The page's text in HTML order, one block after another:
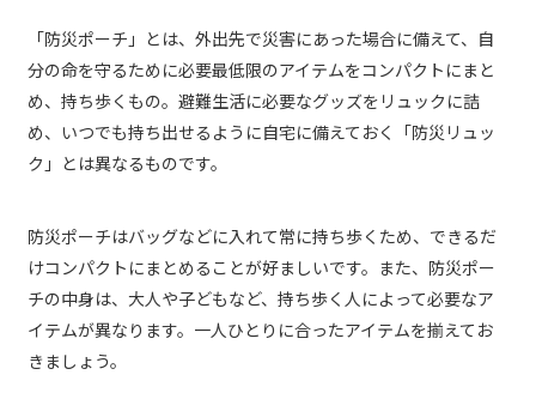
「防災ポーチ」とは、外出先で災害にあった場合に備えて、自
分の命を守るために必要最低限のアイテムをコンパクトにまと
め、持ち歩くもの。避難生活に必要なグッズをリュックに詰
め、いつでも持ち出せるように自宅に備えておく「防災リュッ
ク」とは異なるものです。
防災ポーチはバッグなどに入れて常に持ち歩くため、できるだ
けコンパクトにまとめることが好ましいです。また、防災ポー
チの中身は、大人や子どもなど、持ち歩く人によって必要なア
イテムが異なります。一人ひとりに合ったアイテムを揃えてお
きましょう。